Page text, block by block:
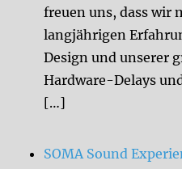
freuen uns, dass wir
langjährigen
Design und unserer
Hardware-Delays
[…]
SOMA Sound